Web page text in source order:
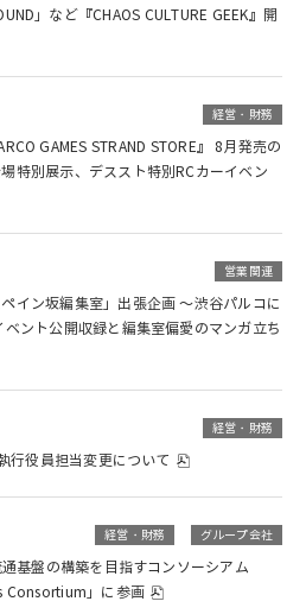
」など『CHAOS CULTURE GEEK』開
経営・財務
GAMES STRAND STORE』 8月発売の
特別展示、デススト特別RCカーイベン
営業関連
イン坂編集室」出張企画 ～渋谷パルコに
ント公開収録と編集室偏愛のマンガ立ち
経営・財務
行役員担当変更について
経営・財務 グループ会社
基盤の構築を目指すコンソーシアム
Consortium」に参画